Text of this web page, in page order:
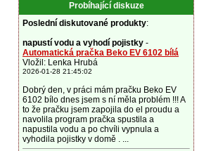
Probíhající diskuze
Poslední diskutované produkty:
napustí vodu a vyhodí pojistky -
Automatická pračka Beko EV 6102 bílá
Vložil: Lenka Hrubá
2026-01-28 21:45:02
Dobrý den, v práci mám pračku Beko EV
6102 bílo dnes jsem s ní měla problém !!! A
to že pračku jsem zapojila do el proudu a
navolila program pračka spustila a
napustila vodu a po chvíli vypnula a
vyhodila pojistky v domě . ...